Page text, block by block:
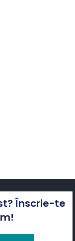
Înscrie-te